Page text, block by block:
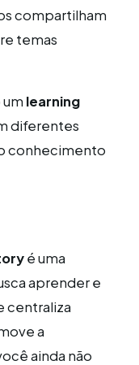
compartilham
temas
learning
diferentes
conhecimento
é uma
aprender e
centraliza
a
ainda não